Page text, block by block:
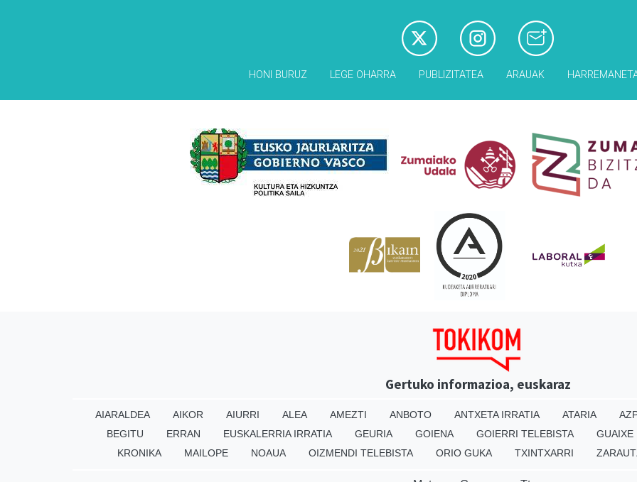
HONI BURUZ LEGE OHARRA PUBLIZITATEA ARAUAK
Gertuko informazioa, euskaraz
AIARALDEA AIKOR AIURRI ALEA AMEZTI ANBOTO ANTXETA IRRATIA ATARIA
BEGITU
ERRAN EUSKALERRIA IRRATIA GEURIA GOIENA GOIERRI TELEBISTA
GUAIXE
KRONIKA
MAILOPE NOAUA OIZMENDI TELEBISTA ORIO GUKA TXINTXARRI